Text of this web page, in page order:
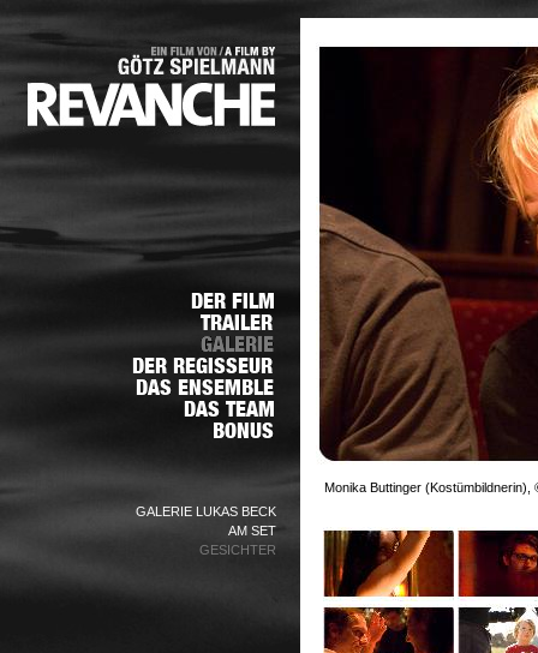
GALERIE LUKAS BECK
AM SET
GESICHTER
Monika Buttinger (Kostümbildnerin),